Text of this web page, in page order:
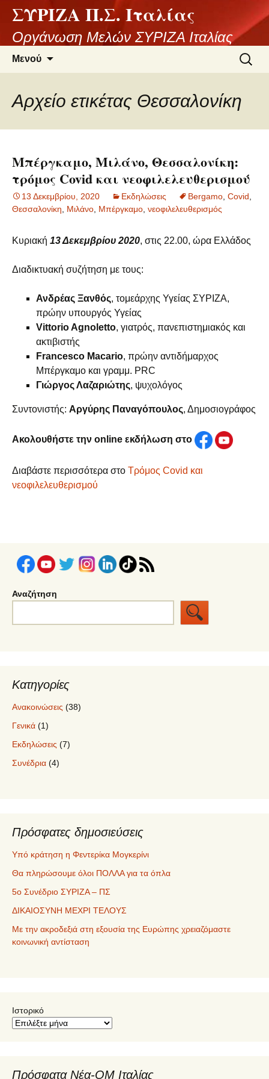
περιεχόμενο
ΣΥΡΙΖΑ Π.Σ. Ιταλίας
Οργάνωση Μελών ΣΥΡΙΖΑ Ιταλίας
Μενού
για:
Αρχείο ετικέτας Θεσσαλονίκη
Μπέργκαμο, Μιλάνο, Θεσσαλονίκη:
τρόμος Covid και νεοφιλελευθερισμού
13 Δεκεμβρίου, 2020 Εκδηλώσεις Bergamo Covid
Θεσσαλονίκη
Μιλάνο Μπέργκαμο νεοφιλελευθερισμός
Κυριακή 13 Δεκεμβρίου 2020, στις 22.00, ώρα Ελλάδος
Διαδικτυακή συζήτηση με τους:
Ανδρέας Ξανθός, τομεάρχης Υγείας ΣΥΡΙΖΑ,
πρώην υπουργός Υγείας
Vittorio Agnoletto, γιατρός, πανεπιστημιακός και
ακτιβιστής
Francesco Macario, πρώην αντιδήμαρχος
Μπέργκαμο και γραμμ. PRC
Γιώργος Λαζαριώτης, ψυχολόγος
Συντονιστής: Αργύρης Παναγόπουλος, Δημοσιογράφος
Ακολουθήστε την online εκδήλωση στο
Διαβάστε περισσότερα στο Τρόμος Covid και
νεοφιλελευθερισμού
Αναζήτηση
Κατηγορίες
Ανακοινώσεις (38)
Γενικά (1)
Εκδηλώσεις (7)
Συνέδρια (4)
Πρόσφατες δημοσιεύσεις
Υπό κράτηση η Φεντερίκα Μογκερίνι
Θα πληρώσουμε όλοι ΠΟΛΛΑ για τα όπλα
5ο Συνέδριο ΣΥΡΙΖΑ – ΠΣ
ΔΙΚΑΙΟΣΥΝΗ ΜΕΧΡΙ ΤΕΛΟΥΣ
Με την ακροδεξιά στη εξουσία της Ευρώπης χρειαζόμαστε
κοινωνική αντίσταση
Ιστορικό
Πρόσφατα Νέα-ΟΜ Ιταλίας